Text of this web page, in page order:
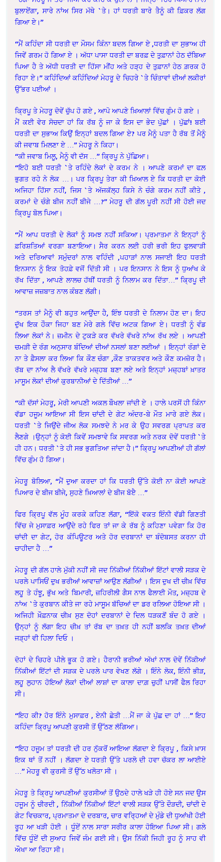
ਬੁਲਾਏਂਗਾ, ਸਾਰੇ ਨਾਂਅ ਸਿਰ ਮੱਥੇ `ਤੇ। ਹਾਂ ਧਰਤੀ ਬਾਰੇ ਤੈਨੂੰ ਕੀ ਫ਼ਿਕਰ ਲੱਗ
ਗਿਆ ਏ।”
“ਮੈਂ ਕਹਿੰਦਾ ਸੀ ਧਰਤੀ ਦਾ ਮੌਸਮ ਕਿੰਨਾ ਬਦਲ ਗਿਆ ਏ ,ਧਰਤੀ ਦਾ ਸੁਭਾਅ ਹੀ
ਜਿਵੇਂ ਗਰਮ ਹੋ ਗਿਆ ਏ । ਅੱਧਾ ਪਾਸਾ ਧਰਤੀ ਦਾ ਬਰਫ਼ ਦੇ ਤੁਫ਼ਾਨਾਂ ਹੇਠ ਦੱਬਿਆ
ਪਿਆ ਹੈ ਤੇ ਅੱਧੀ ਧਰਤੀ ਦਾ ਹਿੱਸਾ ਮੀਂਹ ਅਤੇ ਹੜ੍ਹ ਦੇ ਤੁਫ਼ਾਨਾਂ ਹੇਠ ਗ਼ਰਕ ਹੋ
ਰਿਹਾ ਏ।” ਕਹਿੰਦਿਆਂ ਕਹਿੰਦਿਆਂ ਮੇਹਰੂ ਦੇ ਚਿਹਰੇ `ਤੇ ਚਿੰਤਾਵਾਂ ਦੀਆਂ ਲਕੀਰਾਂ
ਉੱਭਰ ਪਈਆਂ ।
ਕ੍ਰਿਪੂ ਤੇ ਮੇਹਰੂ ਦੋਵੇਂ ਚੁੱਪ ਹੋ ਗਏ , ਆਪੋ ਆਪਣੇ ਖ਼ਿਆਲਾਂ ਵਿੱਚ ਗੁੰਮ ਹੋ ਗਏ ।
ਮੈਂ ਕਈ ਵੇਰ ਸੋਚਦਾ ਹਾਂ ਕਿ ਰੱਬ ਨੂੰ ਜਾ ਕੇ ਇਸ ਦਾ ਭੇਦ ਪੁੱਛਾਂ । ਪੁੱਛਾਂ! ਬਈ
ਧਰਤੀ ਦਾ ਸੁਭਾਅ ਕਿਉਂ ਇਨ੍ਹਾਂ ਬਦਲ ਗਿਆ ਏ? ਪਰ ਮੈਨੂੰ ਪਤਾ ਹੈ ਰੱਬ ਤੋਂ ਮੈਨੂੰ
ਕੀ ਜਵਾਬ ਮਿਲਣਾ ਏ …” ਮੇਹਰੂ ਨੇ ਕਿਹਾ।
“ਕੀ ਜਵਾਬ ਮਿਲੂ, ਮੈਨੂੰ ਵੀ ਦੱਸ …” ਕ੍ਰਿਪੂ ਨੇ ਪੁੱਛਿਆ।
“ਇਹੋ ਬਈ ਧਰਤੀ `ਤੇ ਰਹਿੰਦੇ ਲੋਕਾਂ ਦੇ ਕਰਮ ਨੇ । ਆਪਣੇ ਕਰਮਾਂ ਦਾ ਫਲ਼
ਭੁਗਤ ਰਹੇ ਨੇ ਲੋਕ …। ਪਰ ਕ੍ਰਿਪੂ ਤੇਰਾ ਕੀ ਖ਼ਿਆਲ ਏ ਕਿ ਧਰਤੀ ਦਾ ਕੋਈ
ਅਜਿਹਾ ਹਿੱਸਾ ਨਹੀਂ, ਜਿਸ `ਤੇ ਅੱਜਕੱਲ੍ਹ ਕਿਸੇ ਨੇ ਚੰਗੇ ਕਰਮ ਨਹੀਂ ਕੀਤੇ ,
ਕਰਮਾਂ ਦੇ ਚੰਗੇ ਬੀਜ ਨਹੀਂ ਬੀਜੇ …?” ਮੇਹਰੂ ਦੀ ਗੱਲ ਪੂਰੀ ਨਹੀਂ ਸੀ ਹੋਈ ਜਦ
ਕ੍ਰਿਪੂ ਬੋਲ ਪਿਆ।
“ਮੈਂ ਆਪ ਧਰਤੀ ਦੇ ਲੋਕਾਂ ਨੂੰ ਸਮਝ ਨਹੀਂ ਸਕਿਆ। ਪ੍ਰਮਾਤਮਾ ਨੇ ਇਨ੍ਹਾਂ ਨੂੰ
ਫ਼ਰਿਸ਼ਤਿਆਂ ਵਰਗਾ ਬਣਾਇਆ। ਸੈਰ ਕਰਨ ਲਈ ਹਰੀ ਭਰੀ ਇਹ ਫੁਲਵਾੜੀ
ਅਤੇ ਦਰਿਆਵਾਂ ਸਮੁੰਦਰਾਂ ਨਾਲ ਵਹਿੰਦੀ ,ਪਹਾੜਾਂ ਨਾਲ ਸਜਾਈ ਇਹ ਧਰਤੀ
ਇਨਸਾਨ ਨੂੰ ਇਕ ਤੋਹਫ਼ੇ ਵਜੋਂ ਦਿੱਤੀ ਸੀ । ਪਰ ਇਨਸਾਨ ਨੇ ਇਸ ਨੂੰ ਧੁਆਂਖ ਕੇ
ਰੱਖ ਦਿੱਤਾ , ਆਪਣੇ ਲਾਲਚ ਹੱਥੀਂ ਧਰਤੀ ਨੂੰ ਨਿਲਾਮ ਕਰ ਦਿੱਤਾ…” ਕ੍ਰਿਪੂ ਦੀ
ਆਵਾਜ਼ ਜਜ਼ਬਾਤ ਨਾਲ ਕੰਬਣ ਲੱਗੀ।
“ਤਰਸ ਤਾਂ ਮੈਨੂੰ ਵੀ ਬਹੁਤ ਆਉਂਦਾ ਹੈ, ਇੰਝ ਧਰਤੀ ਦੇ ਨਿਲਾਮ ਹੋਣ ਦਾ। ਇਹ
ਦੁੱਖ ਇਕ ਹੌਕਾ ਜਿਹਾ ਬਣ ਮੇਰੇ ਗਲੇ ਵਿੱਚ ਅਟਕ ਗਿਆ ਏ। ਧਰਤੀ ਨੂੰ ਵੰਡ
ਲਿਆ ਲੋਕਾਂ ਨੇ। ਜ਼ਮੀਨ ਦੇ ਟੁਕੜੇ ਕਰ ਵੱਖਰੇ ਵੱਖਰੇ ਨਾਂਅ ਰੱਖ ਲਏ । ਆਪਣੀ
ਚਮੜੀ ਦੇ ਰੰਗ ਅਨੁਸਾਰ ਬੰਦਿਆਂ ਦੀਆਂ ਨਸਲਾਂ ਬਣਾ ਲਈਆਂ । ਇਨ੍ਹਾਂ ਰੰਗਾਂ ਦੇ
ਨਾ ਤੇ ਫ਼ੈਸਲਾ ਕਰ ਲਿਆ ਕਿ ਕੌਣ ਚੰਗਾ ,ਕੌਣ ਤਾਕਤਵਰ ਅਤੇ ਕੌਣ ਕਮਜ਼ੋਰ ਹੈ।
ਰੱਬ ਦਾ ਨਾਂਅ ਲੈ ਵੱਖਰੇ ਵੱਖਰੇ ਮਜ਼੍ਹਬ ਬਣਾ ਲਏ ਅਤੇ ਇਨ੍ਹਾਂ ਮਜ਼੍ਹਬਾਂ ਖ਼ਾਤਰ
ਮਾਸੂਮ ਲੋਕਾਂ ਦੀਆਂ ਕੁਰਬਾਨੀਆਂ ਦੇ ਦਿੱਤੀਆਂ …”
“ਕੀ ਦੱਸਾਂ ਮੇਹਰੂ, ਮੇਰੀ ਆਪਣੀ ਅਕਲ ਬੌਖਲਾ ਜਾਂਦੀ ਏ । ਹਾਲੇ ਪਰਸੋਂ ਹੀ ਕਿੰਨਾ
ਵੱਡਾ ਹਜੂਮ ਆਇਆ ਸੀ ਇਸ ਚਾਂਦੀ ਦੇ ਗੇਟ ਅੰਦਰ-ਬੇ ਮੌਤ ਮਾਰੇ ਗਏ ਲੋਕ।
ਧਰਤੀ `ਤੇ ਜਿਉਂਦੇ ਜੀਅ ਲੋਕ ਸਮਝਦੇ ਨੇ ਮਰ ਕੇ ਉਹ ਸਵਰਗ ਪ੍ਰਾਪਤ ਕਰ
ਲੈਣਗੇ ।ਉਨ੍ਹਾਂ ਨੂੰ ਕੋਈ ਕਿਵੇਂ ਸਮਝਾਵੇ ਕਿ ਸਵਰਗ ਅਤੇ ਨਰਕ ਦੋਵੇਂ ਧਰਤੀ `ਤੇ
ਹੀ ਹਨ। ਧਰਤੀ `ਤੇ ਹੀ ਸਭ ਭੁਗਤਿਆ ਜਾਂਦਾ ਹੈ।” ਕ੍ਰਿਪੂ ਆਪਣੀਆਂ ਹੀ ਗੱਲਾਂ
ਵਿੱਚ ਗੁੰਮ ਹੋ ਗਿਆ।
ਮੇਹਰੂ ਬੋਲਿਆ, “ਮੈਂ ਦੁਆ ਕਰਦਾ ਹਾਂ ਕਿ ਧਰਤੀ ਉੱਤੇ ਕੋਈ ਨਾ ਕੋਈ ਆਪਣੇ
ਪਿਆਰ ਦੇ ਬੀਜ ਬੀਜੇ, ਸੁਹਣੇ ਖ਼ਿਆਲਾਂ ਦੇ ਬੀਜ ਬੋੲੈ …”
ਫਿਰ ਕ੍ਰਿਪੂ ਵੱਲ ਮੂੰਹ ਕਰਕੇ ਕਹਿਣ ਲੱਗਾ, “ਇੱਕੋ ਵਕਤ ਇੰਨੀ ਵੱਡੀ ਗਿਣਤੀ
ਵਿੱਚ ਜੇ ਮੁਸਾਫ਼ਰ ਆਉਂਦੇ ਰਹੇ ਫਿਰ ਤਾਂ ਜਾ ਕੇ ਰੱਬ ਨੂੰ ਕਹਿਣਾ ਪਵੇਗਾ ਕਿ ਹੋਰ
ਚਾਂਦੀ ਦਾ ਗੇਟ, ਹੋਰ ਕੰਪਿਊਟਰ ਅਤੇ ਹੋਰ ਦਰਬਾਨਾਂ ਦਾ ਬੰਦੋਬਸਤ ਕਰਨਾ ਹੀ
ਚਾਹੀਦਾ ਹੈ …”
ਮੇਹਰੂ ਦੀ ਗੱਲ ਹਾਲੇ ਮੁੱਕੀ ਨਹੀਂ ਸੀ ਜਦ ਨਿੱਕੀਆਂ ਨਿੱਕੀਆਂ ਇੱਟਾਂ ਵਾਲੀ ਸੜਕ ਦੇ
ਪਰਲੇ ਪਾਸਿਓਂ ਦੁਖ ਭਰੀਆਂ ਆਵਾਜ਼ਾਂ ਆਉਣ ਲੱਗੀਆਂ । ਇਸ ਦੁਖ ਦੀ ਚੀਖ਼ ਵਿੱਚ
ਲਹੂ ਤੇ ਹੰਝੂ, ਭੁੱਖ ਅਤੇ ਬਿਮਾਰੀ, ਜ਼ਹਿਰੀਲੀ ਗੈਸ ਨਾਲ ਫੈਲਾਈ ਮੌਤ, ਮਜ਼੍ਹਬ ਦੇ
ਨਾਂਅ `ਤੇ ਕੁਰਬਾਨ ਕੀਤੇ ਜਾ ਰਹੇ ਮਾਸੂਮ ਬੱਚਿਆਂ ਦਾ ਡਰ ਰਲਿਆ ਹੋਇਆ ਸੀ ।
ਅਜਿਹੀ ਖ਼ੌਫ਼ਨਾਕ ਚੀਖ਼ ਸੁਣ ਦੋਹਾਂ ਦਰਬਾਨਾਂ ਦੇ ਦਿਲ ਧੜਕਣੋਂ ਬੰਦ ਹੋ ਗਏ ।
ਉਨ੍ਹਾਂ ਨੂੰ ਲੱਗਾ ਇਹ ਚੀਖ਼ ਤਾਂ ਰੱਬ ਦਾ ਤਖ਼ਤ ਹੀ ਨਹੀਂ ਬਲਕਿ ਤਖ਼ਤ ਦੀਆਂ
ਜੜ੍ਹਾਂ ਵੀ ਹਿਲਾ ਦਿਓ ।
ਦੋਹਾਂ ਦੇ ਚਿਹਰੇ ਪੀਲੇ ਭੂਕ ਹੋ ਗਏ। ਹੈਰਾਨੀ ਭਰੀਆਂ ਅੱਖਾਂ ਨਾਲ ਦੋਵੇਂ ਨਿੱਕੀਆਂ
ਨਿੱਕੀਆਂ ਇੱਟਾਂ ਦੀ ਸੜਕ ਦੇ ਪਰਲੇ ਪਾਰ ਵੇਖਣ ਲੱਗੇ । ਇੰਨੇ ਲੋਕ, ਇੰਨੀ ਭੀੜ,
ਲਹੂ ਲੁਹਾਨ ਹੋਇਆਂ ਲੋਕਾਂ ਦੀਆਂ ਲਾਸ਼ਾਂ ਦਾ ਕਾਲਾ ਦਾਗ਼ ਚੁਹੀਂ ਪਾਸੀਂ ਫੈਲ ਰਿਹਾ
ਸੀ।
“ਇਹ ਕੀ? ਹੋਰ ਇੰਨੇ ਮੁਸਾਫ਼ਰ , ਏਨੀ ਛੇਤੀ …ਮੈਂ ਜਾ ਕੇ ਪੁੱਛ ਦਾ ਹਾਂ …” ਇਹ
ਕਹਿੰਦਾ ਕ੍ਰਿਪੂ ਆਪਣੀ ਕੁਰਸੀ ਤੋਂ ਉੱਠਣ ਲੱਗਿਆ।
“ਇਹ ਹਜੂਮ ਤਾਂ ਧਰਤੀ ਦੀ ਹਰ ਨੁੱਕਰੋਂ ਆਇਆ ਲੱਗਦਾ ਏ ਕ੍ਰਿਪੂ , ਕਿਸੇ ਖ਼ਾਸ
ਇਕ ਥਾਂ ਤੋਂ ਨਹੀਂ । ਲੱਗਦਾ ਏ ਧਰਤੀ ਉੱਤੇ ਪਰਲੋ ਦੀ ਹਵਾ ਚੱਕਰ ਲਾ ਆਈਏ
…” ਮੇਹਰੂ ਵੀ ਕੁਰਸੀ ਤੋਂ ਉੱਠ ਖਲੋਤਾ ਸੀ ।
ਮੇਹਰੂ ਤੇ ਕ੍ਰਿਪੂ ਆਪਣੀਆਂ ਕੁਰਸੀਆਂ ਤੋਂ ਉਠਦੇ ਹਾਲੇ ਖੜੇ ਹੀ ਹੋਏ ਸਨ ਜਦ ਉਸ
ਹਜੂਮ ਨੂੰ ਚੀਰਦੀ , ਨਿੱਕੀਆਂ ਨਿੱਕੀਆਂ ਇੱਟਾਂ ਵਾਲੀ ਸੜਕ ਉੱਤੇ ਦੌੜਦੀ, ਚਾਂਦੀ ਦੇ
ਗੇਟ ਵਿਚਕਾਰ, ਪ੍ਰਮਾਤਮਾ ਦੇ ਦਰਬਾਰ, ਚਾਰ ਵਰ੍ਹਿਆਂ ਦੇ ਮੁੰਡੇ ਦੀ ਧੁਆਂਖੀ ਹੋਈ
ਰੂਹ ਆ ਖੜੀ ਹੋਈ । ਧੂੰਏਂ ਨਾਲ ਸਾਰਾ ਸਰੀਰ ਕਾਲਾ ਹੋਇਆ ਪਿਆ ਸੀ। ਗਲੇ
ਵਿੱਚ ਧੂੰਏਂ ਦੀ ਸੁਆਹ ਜਿਵੇਂ ਜੰਮ ਗਈ ਸੀ। ਉਸ ਨਿੱਕੀ ਜਿਹੀ ਰੂਹ ਨੂੰ ਸਾਹ ਵੀ
ਔਖਾ ਆ ਰਿਹਾ ਸੀ।